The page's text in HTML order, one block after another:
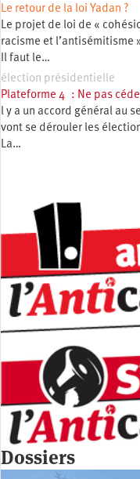
Le retour de la loi Yadan ?
Le projet de loi de «
racisme et l’antisémitisme
Il faut le…
élection présidentielle
Plateforme 4 : Ne pas
l y a un accord général au
vont se dérouler les
La…
Dossiers